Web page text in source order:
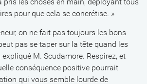
pour que cela se concrétise. »
on ne fait pas toujours les bons
pas se taper sur la tête quand les
M. Scudamore. Respirez, et
conséquence positive pourrait
qui vous semble lourde de